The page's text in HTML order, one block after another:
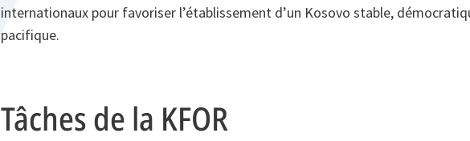
internationaux pour favoriser l’établissement d’un Kosovo stable,
pacifique.
Tâches de la KFOR